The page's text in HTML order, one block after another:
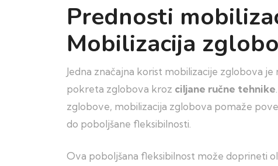
Prednosti
Mobilizacija
Jedna značajna korist mobilizacije zglobova
pokreta zglobova kroz ciljane ručne tehnike
zglobove, mobilizacija zglobova pomaže
do poboljšane fleksibilnosti.
Ova poboljšana fleksibilnost može doprineti